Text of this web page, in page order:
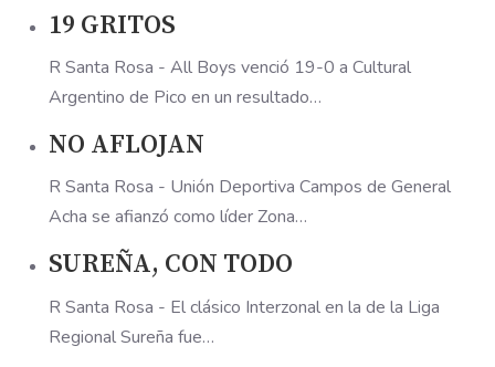
19 GRITOS
R Santa Rosa - All Boys venció 19-0 a Cultural
Argentino de Pico en un resultado…
NO AFLOJAN
R Santa Rosa - Unión Deportiva Campos de General
Acha se afianzó como líder Zona…
SUREÑA, CON TODO
R Santa Rosa - El clásico Interzonal en la de la Liga
Regional Sureña fue…